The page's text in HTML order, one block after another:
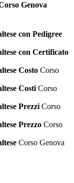
Genova
con Pedigree
con Certificato
Costo Corso
Costi Corso
Prezzi Corso
Prezzo Corso
Corso Genova